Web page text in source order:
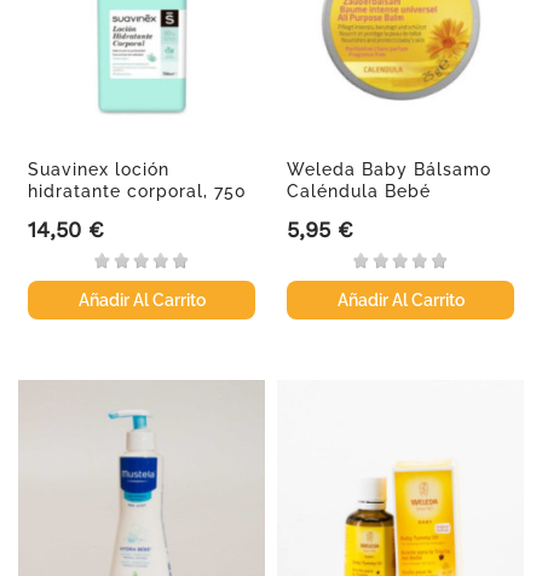
Suavinex loción
hidratante corporal, 750
Precio
14,50 €
Añadir Al Carrito
Weleda Baby Bálsamo
Caléndula Bebé
Precio
5,95 €
Añadir Al Carrito